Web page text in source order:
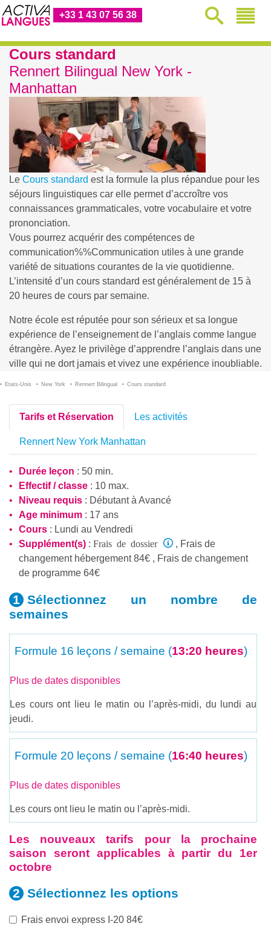
+33 1 43 07 56 38
Cours standard
Rennert Bilingual New York -
Manhattan
Le Cours standard est la formule la plus répandue pour les
séjours linguistiques car elle permet d’accroître vos
connaissances grammaticales, votre vocabulaire et votre
prononciation.
Vous pourrez acquérir des compétences de
communication%%Communication utiles à une grande
variété de situations courantes de la vie quotidienne.
L’intensité d’un cours standard est généralement de 15 à
20 heures de cours par semaine.
Notre école est réputée pour son sérieux et sa longue
expérience de l’enseignement de l’anglais comme langue
étrangère. Ayez le privilège d’apprendre l’anglais dans une
ville qui ne dort jamais et vivez une expérience inoubliable.
Etats-Unis New York Rennert Bilingual Cours standard
Tarifs et Réservation Les activités
Rennert New York Manhattan
Durée leçon : 50 min.
Effectif / classe : 10 max.
Niveau requis : Débutantà Avancé
Age minimum : 17 ans
Cours : Lundi au Vendredi
Supplément(s) : Frais de dossier
, Frais de
changement hébergement 84€ , Frais de changement
de programme 64€
Sélectionnez un nombre de
semaines
Formule 16 leçons / semaine (13:20 heures)
Plus de dates disponibles
Les cours ont lieu le matin ou l’après-midi, du lundi au
jeudi.
Formule 20 leçons / semaine (16:40 heures)
Plus de dates disponibles
Les cours ont lieu le matin ou l’après-midi.
Les nouveaux tarifs pour la prochaine
saison seront applicables à partir du 1er
octobre
Sélectionnez les options
Frais envoi express I-20 84€